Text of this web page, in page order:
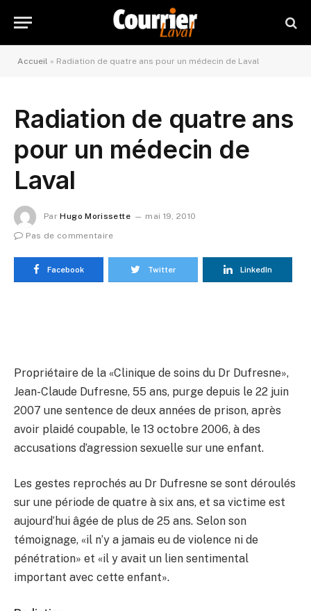
Accueil » Radiation de quatre ans pour un médecin de Laval
Radiation de quatre ans
pour un médecin de
Laval
Par Hugo Morissette
mai 19, 2010
Pas de commentaire
Facebook Twitter LinkedIn
Propriétaire de la «Clinique de soins du Dr Dufresne»,
Jean-Claude Dufresne, 55 ans, purge depuis le 22 juin
2007 une sentence de deux années de prison, après
avoir plaidé coupable, le 13 octobre 2006, à des
accusations d’agression sexuelle sur une enfant.
Les gestes reprochés au Dr Dufresne se sont déroulés
sur une période de quatre à six ans, et sa victime est
aujourd’hui âgée de plus de 25 ans. Selon son
témoignage, «il n’y a jamais eu de violence ni de
pénétration» et «il y avait un lien sentimental
important avec cette enfant».